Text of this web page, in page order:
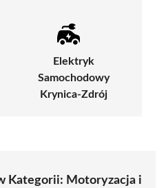
Elektryk
Samochodowy
Krynica-Zdrój
Kategorii: Motoryzacja i